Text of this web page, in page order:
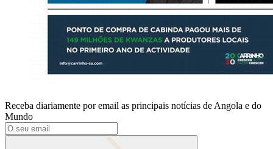
Receba diariamente por email as principais notícias de Angola e do
Mundo